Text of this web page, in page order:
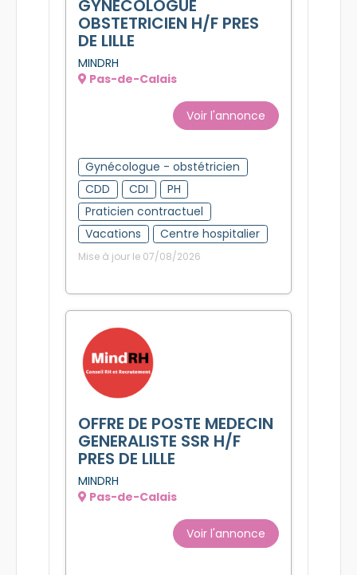
GYNECOLOGUE
OBSTETRICIEN H/F PRES
DE LILLE
MINDRH
Pas-de-Calais
Voir l'annonce
Gynécologue - obstétricien
CDD
CDI
PH
Praticien contractuel
Vacations
Centre hospitalier
Mise à jour le 07/08/2026
OFFRE DE POSTE MEDECIN
GENERALISTE SSR H/F
PRES DE LILLE
MINDRH
Pas-de-Calais
Voir l'annonce